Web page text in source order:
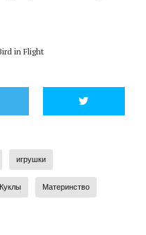
in Flight
игрушки
Куклы Материнство